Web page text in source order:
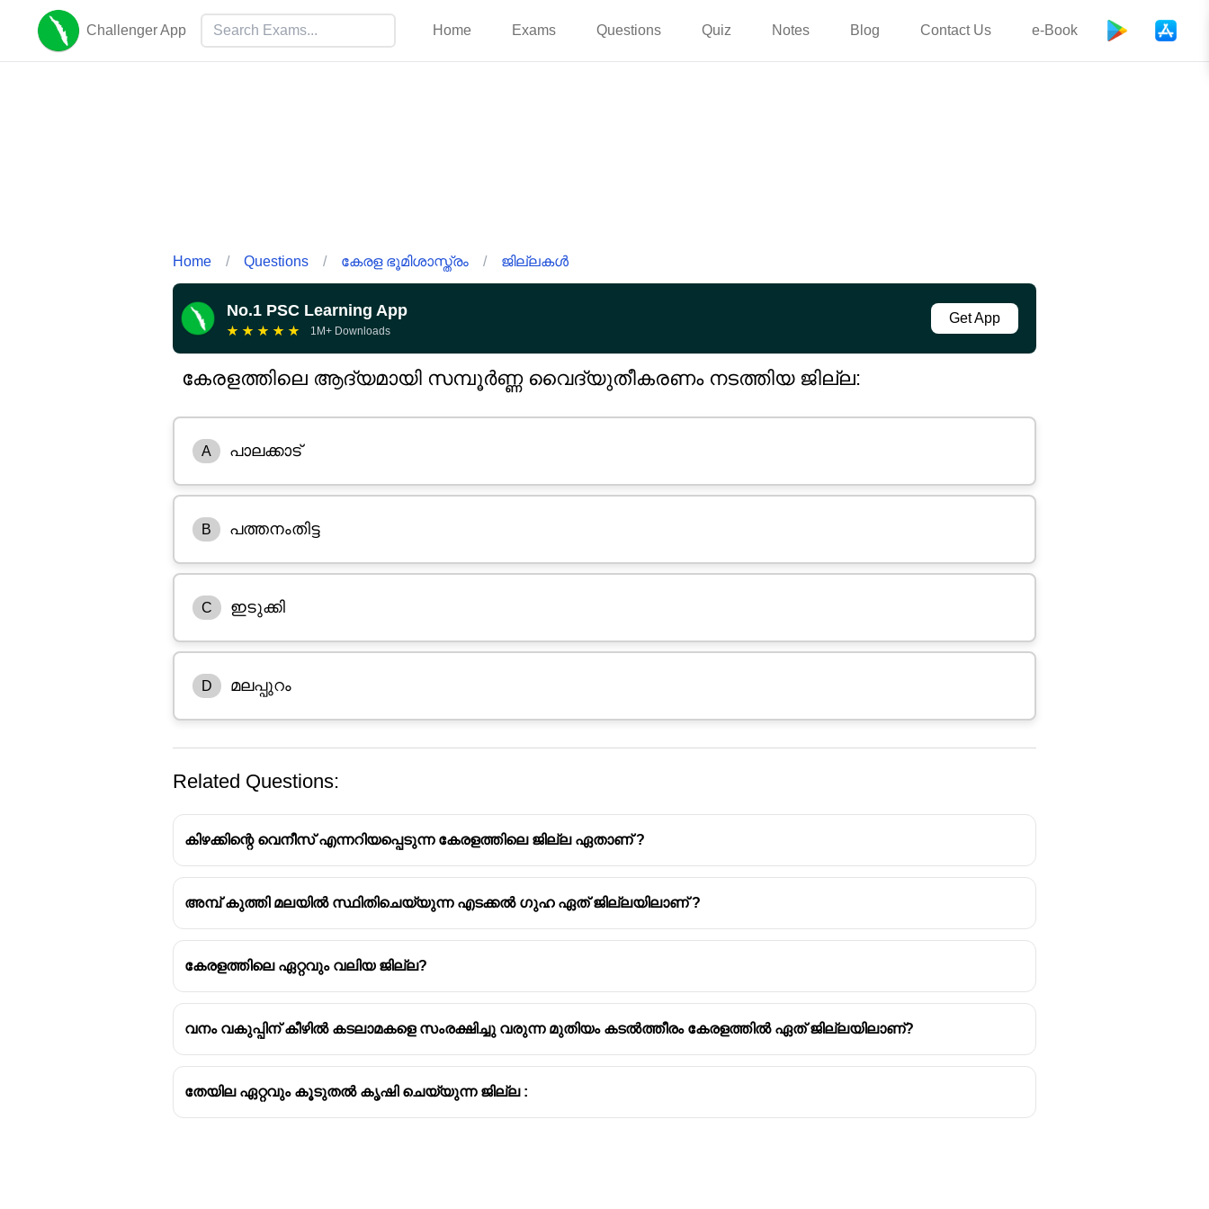
Challenger App Home Exams Questions Quiz Notes Blog Contact Us e-Book
Home / Questions / കേരള ഭൂമിശാസ്ത്രം / ജില്ലകൾ
No.1 PSC Learning App
★ ★ ★ ★ ★ 1M+ Downloads
Get App
കേരളത്തിലെ ആദ്യമായി സമ്പൂർണ്ണ വൈദ്യുതീകരണം നടത്തിയ ജില്ല:
A പാലക്കാട്
B പത്തനംതിട്ട
C ഇടുക്കി
D മലപ്പുറം
Related Questions:
കിഴക്കിന്റെ വെനീസ് എന്നറിയപ്പെടുന്ന കേരളത്തിലെ ജില്ല ഏതാണ് ?
അമ്പ് കുത്തി മലയിൽ സ്ഥിതിചെയ്യുന്ന എടക്കൽ ഗുഹ ഏത് ജില്ലയിലാണ് ?
കേരളത്തിലെ ഏറ്റവും വലിയ ജില്ല?
വനം വകുപ്പിന് കീഴിൽ കടലാമകളെ സംരക്ഷിച്ചു വരുന്ന മുതിയം കടൽത്തീരം കേരളത്തിൽ ഏത് ജില്ലയിലാണ്?
തേയില ഏറ്റവും കൂടുതൽ കൃഷി ചെയ്യുന്ന ജില്ല :